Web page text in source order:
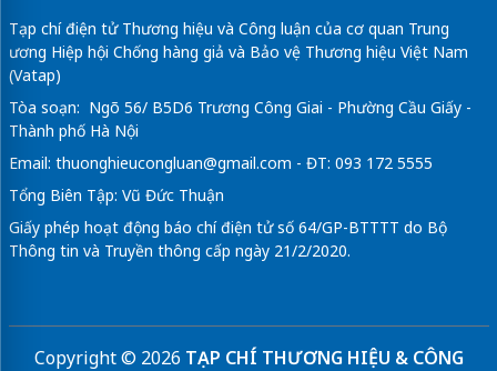
Tạp chí điện tử Thương hiệu và Công luận của cơ quan Trung
ương Hiệp hội Chống hàng giả và Bảo vệ Thương hiệu Việt Nam
(Vatap)
Tòa soạn: Ngõ 56/ B5D6 Trương Công Giai - Phường Cầu Giấy -
Thành phố Hà Nội
Email: thuonghieucongluan@gmail.com - ĐT: 093 172 5555
Tổng Biên Tập: Vũ Đức Thuận
Giấy phép hoạt động báo chí điện tử số 64/GP-BTTTT do Bộ
Thông tin và Truyền thông cấp ngày 21/2/2020.
Copyright © 2026 TẠP CHÍ THƯƠNG HIỆU & CÔNG